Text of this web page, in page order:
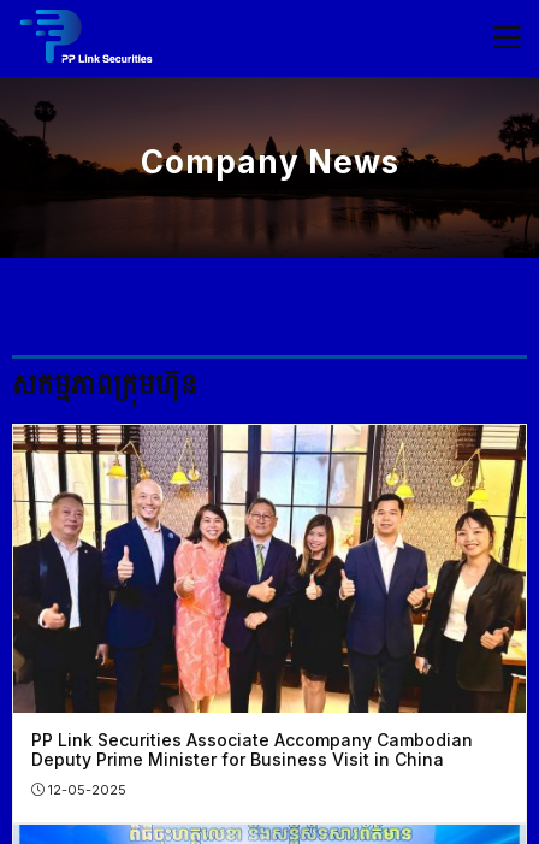
Company News
សកម្មភាព​ក្រុមហ៊ុន
PP Link Securities Associate Accompany Cambodian
Deputy Prime Minister for Business Visit in China
12-05-2025